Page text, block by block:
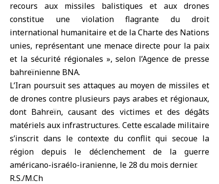
recours aux missiles balistiques et aux drones
constitue une violation flagrante du droit
international humanitaire et de la Charte des Nations
unies, représentant une menace directe pour la paix
et la sécurité régionales », selon l’Agence de presse
bahreïnienne BNA.
L’Iran poursuit ses attaques au moyen de missiles et
de drones contre plusieurs pays arabes et régionaux,
dont Bahreïn, causant des victimes et des dégâts
matériels aux infrastructures. Cette escalade militaire
s’inscrit dans le contexte du conflit qui secoue la
région depuis le déclenchement de la guerre
américano-israélo-iranienne, le 28 du mois dernier.
R.S./M.Ch